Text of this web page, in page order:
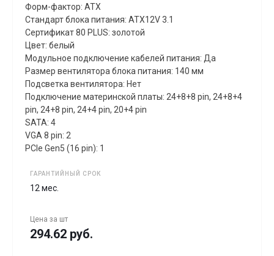
Форм-фактор: ATX
Стандарт блока питания: ATX12V 3.1
Сертификат 80 PLUS: золотой
Цвет: белый
Модульное подключение кабелей питания: Да
Размер вентилятора блока питания: 140 мм
Подсветка вентилятора: Нет
Подключение материнской платы: 24+8+8 pin, 24+8+4
pin, 24+8 pin, 24+4 pin, 20+4 pin
SATA: 4
VGA 8 pin: 2
PCIe Gen5 (16 pin): 1
ГАРАНТИЙНЫЙ СРОК
12 мес.
Цена за шт
294.62 руб.